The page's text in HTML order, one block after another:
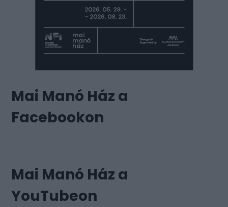
Mai Manó Ház a
Facebookon
Mai Manó Ház a
YouTubeon